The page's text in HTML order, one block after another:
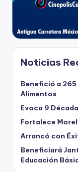
Noticias
Benefició a
Alimentos
Evoca 9
Fortalece
Arrancó con
Beneficiará
Educación